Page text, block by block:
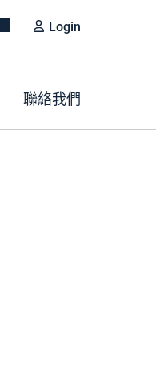
Login
聯絡我們